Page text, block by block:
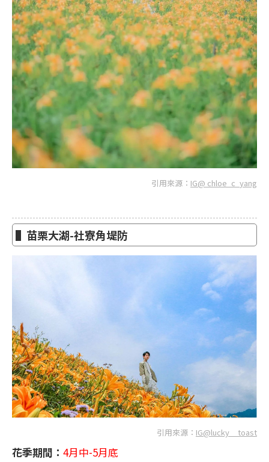
引用來源： IG@ chloe_c_yang
▌苗栗大湖-社寮角堤防
引用來源： IG@lucky__toast
花季期間： 4月中-5月底